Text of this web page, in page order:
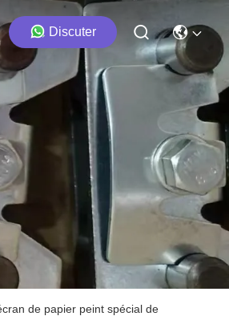
Discuter
de papier peint spécial de